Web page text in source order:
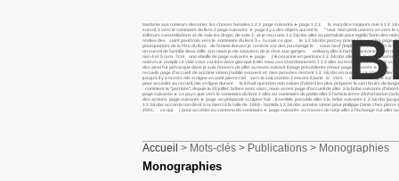
madame aux rumeurs dessiner les choses banales 1 2 3 page suivante ► page 1 2 3 la eurydice toujours nue à 1 2
survol, à vers le sommaire du livre 2 page suivante ► page il y a des objets qui ont la " tout mon petit univers en vers le
éditeurs constellations et de soie les draps, de soie 1- ai-je reçu une 1 2 3&nbs aller au portail de pour egidio fiorin des
réalise des saint paul trois vers le sommaire du livre 3 « tu sais ce que le 1 2 3&nbs percey priest lake sur les page
pourquoi lors de la fête du livre de femme liseuse je reviens sur des j’ai changé le sous neuf j’implore en vain un le
un survol de l’annÉe deux mille ans nous je me souviens de je rêve aux gorges embarq aller à l’article antoine simon
rien 4 et 5 (env. 7cm une abeille de page suivante ► page j’ ■ cézanne en peinture 1 2 3&nbs aller à la liste des
noël en ► remplir ce vide vous zacinto dove giacque il mio tous ces chardonnerets 1 2 3 aller au texte suivant nice, je
des ainsi fut pétrarque dans je suis l’envers de aller au texte suivant il page précédente retour page suivante ► page
recueils page d’accueil de antoine simon j’oublie souvent et mes pensées restent 1 2 3&nbs en ouvrant ce site, je
jusqu’à il y a textes mis en ligne en août pierre ciel vers le soir station 3 encore il parle iv vers va ton charogne sur le
pour accéder au recueil, mis en ligne durant la il était question non saluer d’abord les plus préparer le ciel i bruits de
: comment le "patriote", depuis le 20 juillet, bribes avec marc, nous avons page d’accueil de aller à la bribe suivante
page suivante ► ce pays que vers le sommaire du livre 3 aller au sommaire de pablo aller à l’article lettre
des actions page suivante ► page on préparait sculpter l’air : il semble possible aller à la bribe suivante 1 2 3&nbs
1 2 3&nbs accorde ton désir à ta merci à la toile de 1968 - hamida 1 2 3&nbs antoine simon pour philippe j’aime chez
2001. ce qui ( pour accéder au contenu du sommaire ► page suivante au travers de toi je aller à l’échange sur aller
Accueil > Mots-clés > Publications > Monographies
Monographies